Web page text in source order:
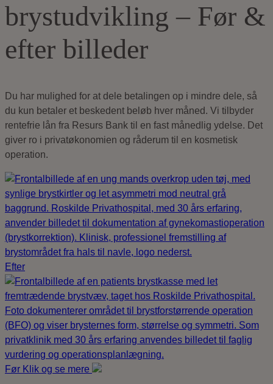
brystudvikling – Før &
efter billeder
Du har mulighed for at dele betalingen op i mindre dele, så
du kun betaler et beskedent beløb hver måned. Vi tilbyder
rentefrie lån fra Resurs Bank til en fast månedlig ydelse. Det
giver ro i privatøkonomien og råderum til en kosmetisk
operation.
Efter
Før Klik og se mere